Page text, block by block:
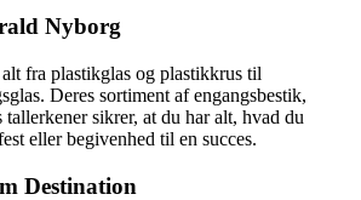
Nyborg
fra plastikglas og plastikkrus til
Deres sortiment af engangsbestik,
tallerkener sikrer, at du har alt, hvad du
eller begivenhed til en succes.
Destination